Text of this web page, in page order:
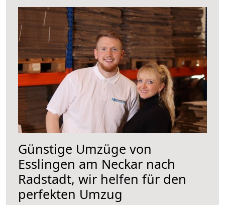
Günstige Umzüge von
Esslingen am Neckar nach
Radstadt, wir helfen für den
perfekten Umzug